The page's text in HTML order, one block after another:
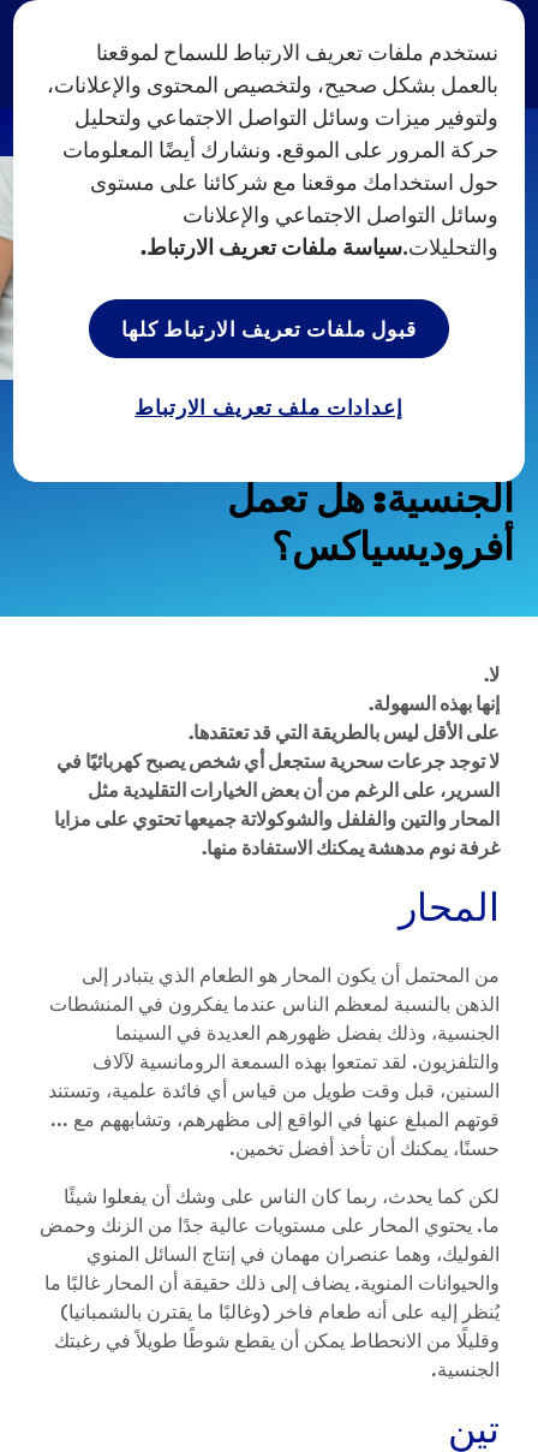
الصفحة الرئيسية ... ألعاب جنسية
الجنسية: هل تعمل
أفروديسياكس؟
لا.
إنها بهذه السهولة.
على الأقل ليس بالطريقة التي قد تعتقدها.
لا توجد جرعات سحرية ستجعل أي شخص يصبح كهربائيًا في
السرير، على الرغم من أن بعض الخيارات التقليدية مثل
المحار والتين والفلفل والشوكولاتة جميعها تحتوي على مزايا
غرفة نوم مدهشة يمكنك الاستفادة منها.
المحار
من المحتمل أن يكون المحار هو الطعام الذي يتبادر إلى
الذهن بالنسبة لمعظم الناس عندما يفكرون في المنشطات
الجنسية، وذلك بفضل ظهورهم العديدة في السينما
والتلفزيون. لقد تمتعوا بهذه السمعة الرومانسية لآلاف
السنين، قبل وقت طويل من قياس أي فائدة علمية، وتستند
قوتهم المبلغ عنها في الواقع إلى مظهرهم، وتشابههم مع ...
حسنًا، يمكنك أن تأخذ أفضل تخمين.
لكن كما يحدث، ربما كان الناس على وشك أن يفعلوا شيئًا
ما. يحتوي المحار على مستويات عالية جدًا من الزنك وحمض
الفوليك، وهما عنصران مهمان في إنتاج السائل المنوي
والحيوانات المنوية. يضاف إلى ذلك حقيقة أن المحار غالبًا ما
يُنظر إليه على أنه طعام فاخر (وغالبًا ما يقترن بالشمبانيا)
وقليلًا من الانحطاط يمكن أن يقطع شوطًا طويلاً في رغبتك
الجنسية.
تين
نستخدم ملفات تعريف الارتباط للسماح لموقعنا
بالعمل بشكل صحيح، ولتخصيص المحتوى والإعلانات،
ولتوفير ميزات وسائل التواصل الاجتماعي ولتحليل
حركة المرور على الموقع. ونشارك أيضًا المعلومات
حول استخدامك موقعنا مع شركائنا على مستوى
وسائل التواصل الاجتماعي والإعلانات
والتحليلات.سياسة ملفات تعريف الارتباط.
إعدادات ملف تعريف الارتباط
قبول ملفات تعريف الارتباط كلها